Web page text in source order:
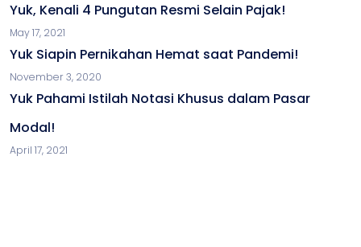
Yuk, Kenali 4 Pungutan Resmi Selain Pajak!
May 17, 2021
Yuk Siapin Pernikahan Hemat saat Pandemi!
November 3, 2020
Yuk Pahami Istilah Notasi Khusus dalam Pasar
Modal!
April 17, 2021